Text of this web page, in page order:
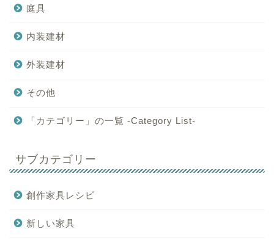
庭具
内装建材
外装建材
その他
「カテゴリー」の一覧 -Category List-
サブカテゴリー
創作家具レシピ
新しい家具